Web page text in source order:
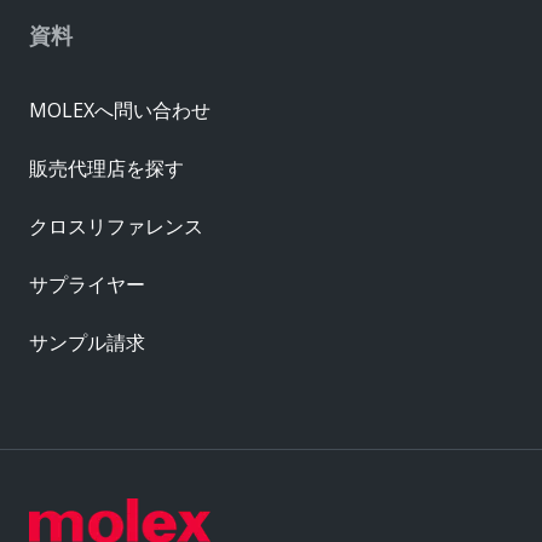
資料
MOLEXへ問い合わせ
販売代理店を探す
クロスリファレンス
サプライヤー
サンプル請求